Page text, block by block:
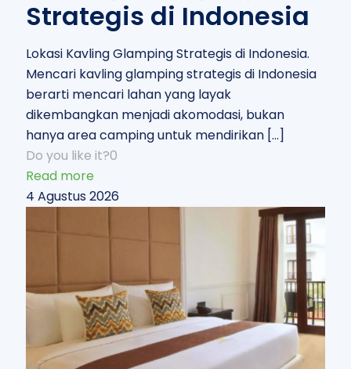
Strategis di Indonesia
Lokasi Kavling Glamping Strategis di Indonesia.
Mencari kavling glamping strategis di Indonesia
berarti mencari lahan yang layak
dikembangkan menjadi akomodasi, bukan
hanya area camping untuk mendirikan […]
Do you like it?0
Read more
4 Agustus 2026